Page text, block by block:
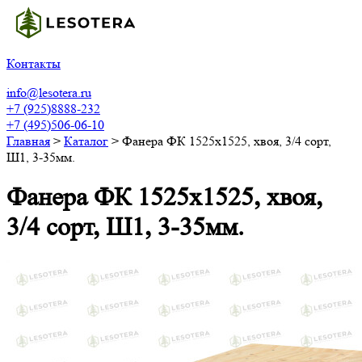
Контакты
info@lesotera.ru
+7 (925)8888-232
+7 (495)506-06-10
Главная > Каталог > Фанера ФК 1525х1525, хвоя, 3/4 сорт,
Ш1, 3-35мм.
Фанера ФК 1525х1525, хвоя,
3/4 сорт, Ш1, 3-35мм.